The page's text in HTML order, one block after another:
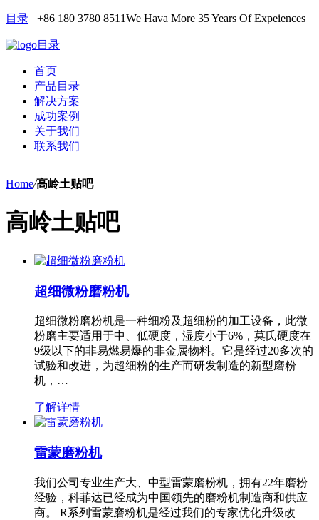
目录 +86 180 3780 8511We Hava More 35 Years Of Expeiences
目录
首页
产品目录
解决方案
成功案例
关于我们
联系我们
Home/高岭土贴吧
高岭土贴吧
超细微粉磨粉机
超细微粉磨粉机是一种细粉及超细粉的加工设备，此微
粉磨主要适用于中、低硬度，湿度小于6%，莫氏硬度在
9级以下的非易燃易爆的非金属物料。它是经过20多次的
试验和改进，为超细粉的生产而研发制造的新型磨粉
机，…
了解详情
雷蒙磨粉机
我们公司专业生产大、中型雷蒙磨粉机，拥有22年磨粉
经验，科菲达已经成为中国领先的磨粉机制造商和供应
商。 R系列雷蒙磨粉机是经过我们的专家优化升级改